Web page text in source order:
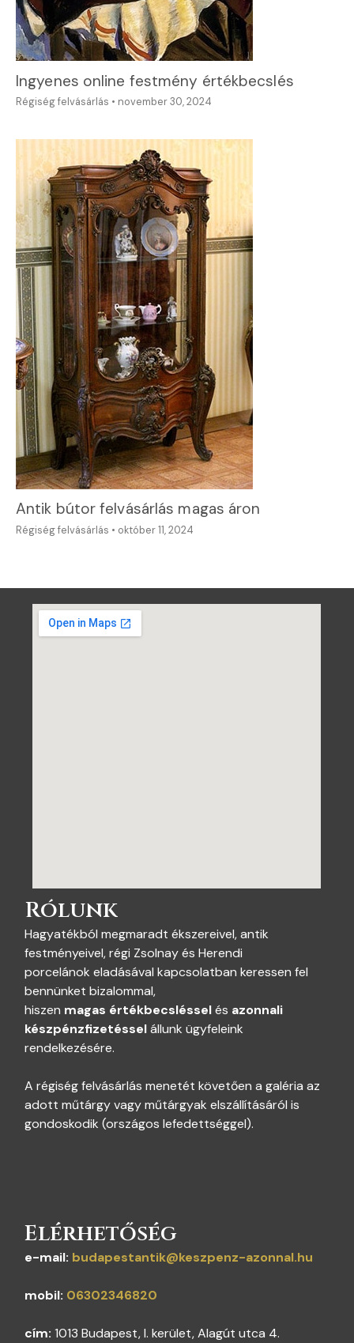
Ingyenes online festmény értékbecslés
Régiség felvásárlás • november 30, 2024
Antik bútor felvásárlás magas áron
Régiség felvásárlás • október 11, 2024
Rólunk
Hagyatékból megmaradt ékszereivel, antik
festményeivel, régi Zsolnay és Herendi
porcelánok eladásával kapcsolatban keressen fel
bennünket bizalommal,
hiszen magas értékbecslésselés azonnali
készpénzfizetésselállunk ügyfeleink
rendelkezésére.
A régiség felvásárlás menetét követően a galéria az
adott műtárgy vagy műtárgyak elszállításáról is
gondoskodik (országos lefedettséggel).
Elérhetőség
e-mail: budapestantik@keszpenz-azonnal.hu
mobil: 06302346820
cím:1013 Budapest, I. kerület, Alagút utca 4.